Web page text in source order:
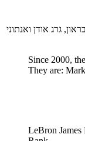
בראון, גרג אודן ואנתוני
Since 2000,
They are:
LeBron